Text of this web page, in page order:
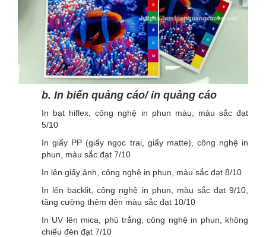
b. In biển quảng cáo/ in quảng cáo
In bạt hiflex, công nghệ in phun màu, màu sắc đạt
5/10
In giấy PP (giấy ngọc trai, giấy matte), công nghệ in
phun, màu sắc đạt 7/10
In lên giấy ảnh, công nghệ in phun, màu sắc đạt 8/10
In lên backlit, công nghệ in phun, màu sắc đạt 9/10,
tăng cường thêm đèn màu sắc đạt 10/10
In UV lên mica, phủ trắng, công nghệ in phun, không
chiếu đèn đạt 7/10